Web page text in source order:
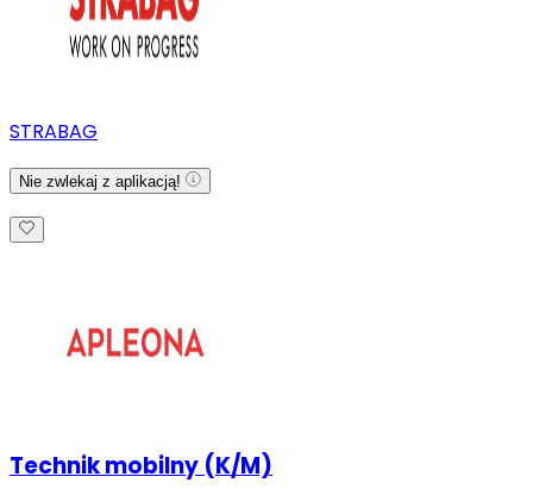
STRABAG
Nie zwlekaj z aplikacją!
Technik mobilny (K/M)